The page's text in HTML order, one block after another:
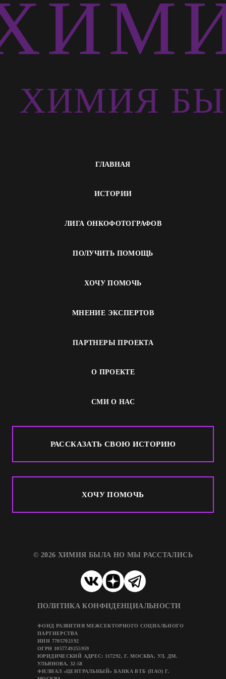
ХИМИЯ
ГЛАВНАЯ
ИСТОРИИ
ЛИГА ОНКОФОТОГРАФОВ
ПОЛУЧИТЬ ПОМОЩЬ
ХОЧУ ПОМОЧЬ
МНЕНИЕ ЭКСПЕРТОВ
ПАРТНЕРЫ ПРОЕКТА
О ПРОЕКТЕ
СМИ О НАС
РАССКАЗАТЬ СВОЮ ИСТОРИЮ
ХОЧУ ПОМОЧЬ
© 2026 ХИМИЯ БЫЛА НО МЫ РАССТАЛИСЬ
ПОЛИТИКА КОНФИДЕНЦИАЛЬНОСТИ
ФОНД РАЗВИТИЯ МЕЖСЕКТОРНОГО СОЦИАЛЬНОГО
ПАРТНЕРСТВА
ИНН 7705702192
ОГРН 1057749255959
ЮРИДИЧЕСКИЙ АДРЕС: 117292, Г. МОСКВА, УЛ. ДМ.
УЛЬЯНОВА, 32-58
ФИЛИАЛ «ЦЕНТРАЛЬНЫЙ» БАНКА ВТБ (ПАО) Г.